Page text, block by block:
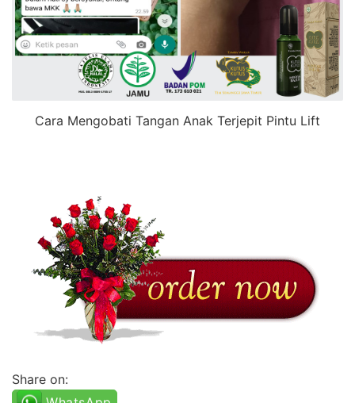
Cara Mengobati Tangan Anak Terjepit Pintu Lift
Share on: